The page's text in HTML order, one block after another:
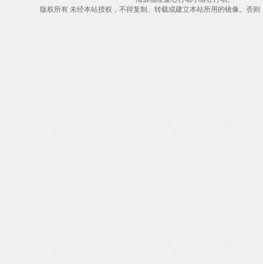
版权所有 未经本站授权，不得复制、转载或建立本站所用的镜像。否则